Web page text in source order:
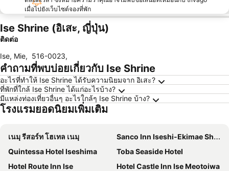
เมื่อไปยังเว็บไซต์จองที่พัก
Ise Shrine (อิเสะ, ญี่ปุ่น)
ติดต่อ
Ise, Mie, 516-0023,
คำถามที่พบบ่อยเกี่ยวกับ Ise Shrine
อะไรที่ทำให้ Ise Shrine ได้รับความนิยมจาก อิเสะ?
ที่พักที่ใกล้ Ise Shrine ได้แก่อะไรบ้าง?
มีแหล่งท่องเที่ยวอื่นๆ อะไรใกล้ๆ Ise Shrine บ้าง?
โรงแรมยอดนิยมเพิ่มเติม
เนมุ รีสอร์ท โฮเทล เนมุ
Sanco Inn Iseshi-Ekimae Shikinoyu
Quintessa Hotel Iseshima
Toba Seaside Hotel
Hotel Route Inn Ise
Hotel Castle Inn Ise Meotoiwa